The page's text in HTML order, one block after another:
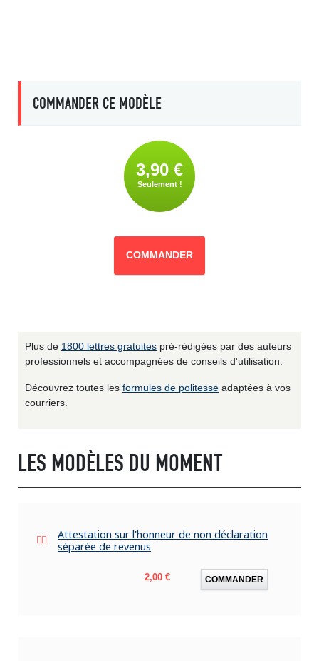
COMMANDER CE MODÈLE
3,90 €
Seulement !
COMMANDER
Plus de 1800 lettres gratuites pré-rédigées par des auteurs
professionnels et accompagnées de conseils d'utilisation.
Découvrez toutes les formules de politesse adaptées à vos
courriers.
LES MODÈLES DU MOMENT
Attestation sur l'honneur de non déclaration
séparée de revenus
Prix
2,00 € COMMANDER